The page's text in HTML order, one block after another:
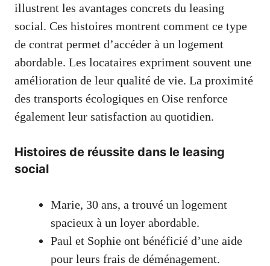
illustrent les avantages concrets du leasing
social. Ces histoires montrent comment ce type
de contrat permet d’accéder à un logement
abordable. Les locataires expriment souvent une
amélioration de leur qualité de vie. La proximité
des transports écologiques en Oise renforce
également leur satisfaction au quotidien.
Histoires de réussite dans le leasing
social
Marie, 30 ans, a trouvé un logement
spacieux à un loyer abordable.
Paul et Sophie ont bénéficié d’une aide
pour leurs frais de déménagement.